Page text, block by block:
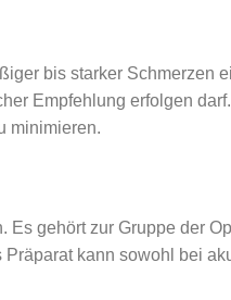
bis starker Schmerzen
Empfehlung erfolgen
minimieren.
gehört zur Gruppe der
kann sowohl bei